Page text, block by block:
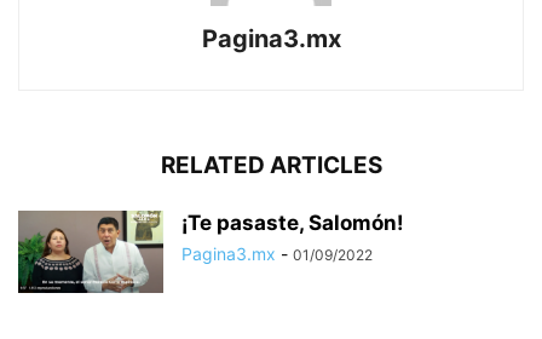
Pagina3.mx
RELATED ARTICLES
¡Te pasaste, Salomón!
Pagina3.mx - 01/09/2022